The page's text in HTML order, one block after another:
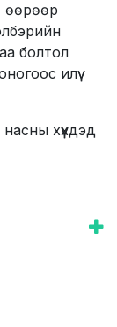
өөрөөр
болтол
илүү
хүүхдэд